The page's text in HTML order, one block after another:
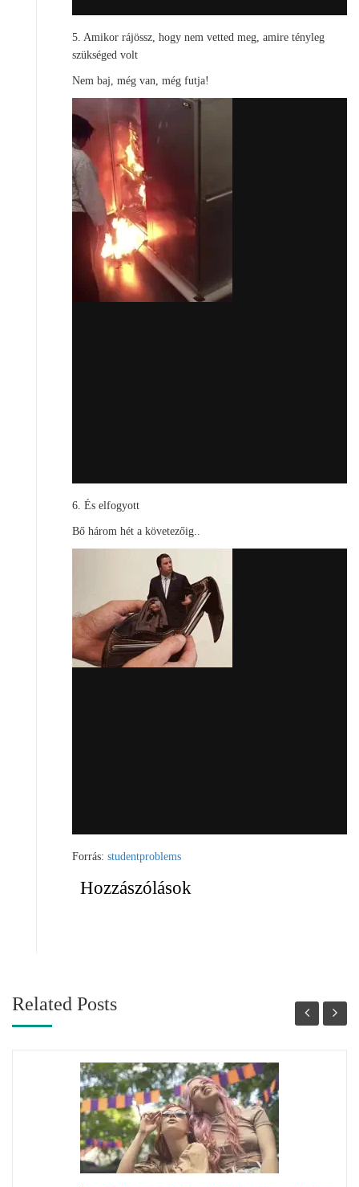
5. Amikor rájössz, hogy nem vetted meg, amire tényleg
szükséged volt
Nem baj, még van, még futja!
6. És elfogyott
Bő három hét a követezőig..
Forrás: studentproblems
Hozzászólások
Related Posts